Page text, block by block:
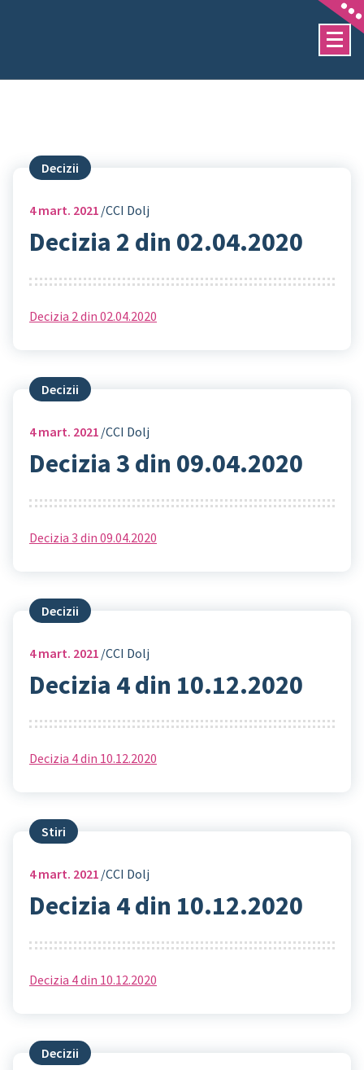
Decizii
4mart. 2021 CCI Dolj
Decizia 2 din 02.04.2020
Decizia 2 din 02.04.2020
Decizii
4mart. 2021 CCI Dolj
Decizia 3 din 09.04.2020
Decizia 3 din 09.04.2020
Decizii
4mart. 2021 CCI Dolj
Decizia 4 din 10.12.2020
Decizia 4 din 10.12.2020
Stiri
4mart. 2021 CCI Dolj
Decizia 4 din 10.12.2020
Decizia 4 din 10.12.2020
Decizii